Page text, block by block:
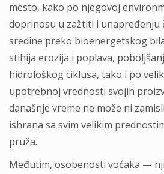
mesto, kako po njegovoj
doprinosu u zažtiti i unapređenju
sredine preko bioenergetskog
stihija erozija i poplava,
hidrološkog ciklusa, tako i po
upotrebnoj vrednosti svojih
današnje vreme ne može ni
ishrana sa svim velikim
pruža.
Međutim, osobenosti voćaka —